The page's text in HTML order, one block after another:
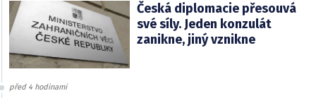
Česká diplomacie přesouvá
své síly. Jeden konzulát
zanikne, jiný vznikne
před 4 hodinami